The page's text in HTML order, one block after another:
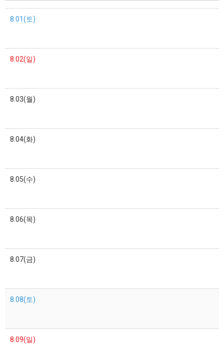
8.01(토)
8.02(일)
8.03(월)
8.04(화)
8.05(수)
8.06(목)
8.07(금)
8.08(토)
8.09(일)